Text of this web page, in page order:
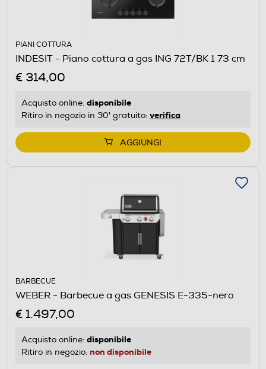
PIANI COTTURA
INDESIT - Piano cottura a gas ING 72T/BK 1 73 cm
€ 314,00
Acquisto online: disponibile
Ritiro in negozio in 30' gratuito: verifica
AGGIUNGI
BARBECUE
WEBER - Barbecue a gas GENESIS E-335-nero
€ 1.497,00
Acquisto online: disponibile
Ritiro in negozio: non disponibile